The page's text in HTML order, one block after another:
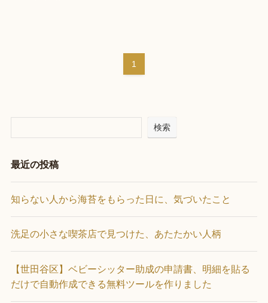
1
検索
最近の投稿
知らない人から海苔をもらった日に、気づいたこと
洗足の小さな喫茶店で見つけた、あたたかい人柄
【世田谷区】ベビーシッター助成の申請書、明細を貼る
だけで自動作成できる無料ツールを作りました